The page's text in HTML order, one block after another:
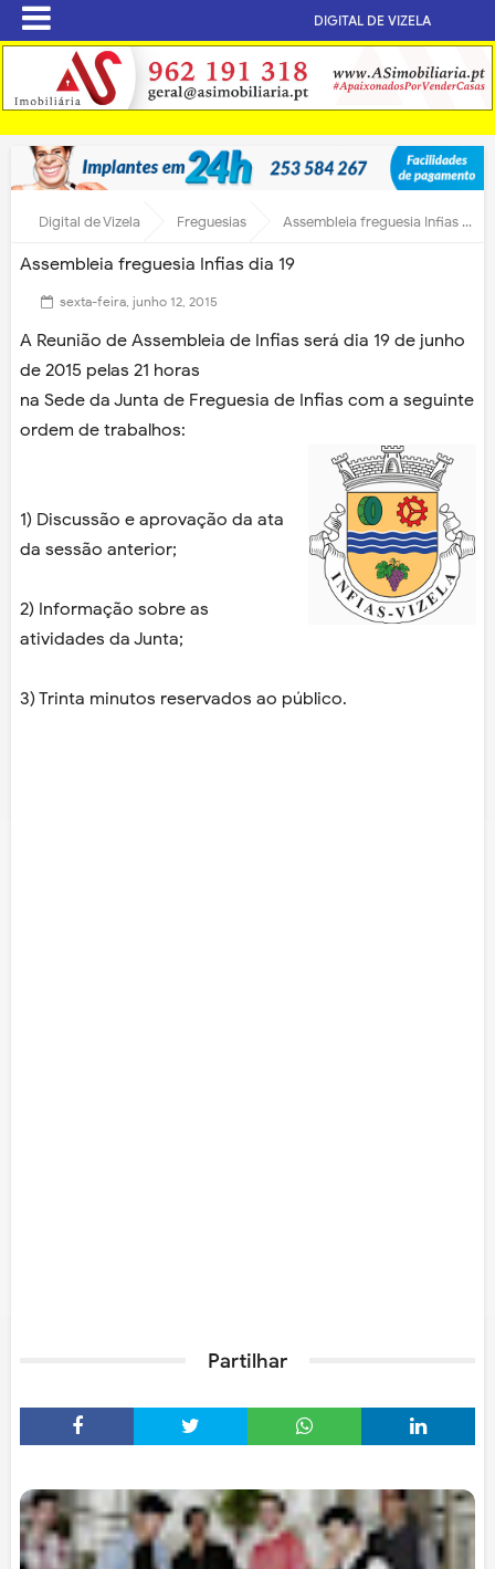
DIGITAL DE VIZELA
Digital de Vizela Freguesias Assembleia freguesia Infias dia 19
Assembleia freguesia Infias dia 19
sexta-feira, junho 12, 2015
A Reunião de Assembleia de Infias será dia 19 de junho
de 2015 pelas 21 horas
na Sede da Junta de Freguesia de Infias com a seguinte
ordem de trabalhos:
1) Discussão e aprovação da ata
da sessão anterior;
2) Informação sobre as
atividades da Junta;
3) Trinta minutos reservados ao público.
Partilhar